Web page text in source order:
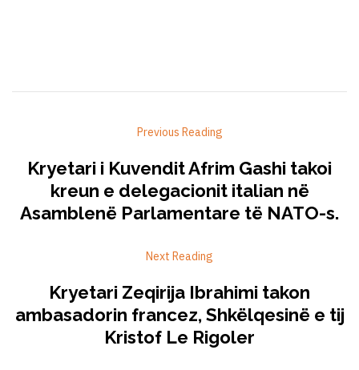
Previous Reading
Kryetari i Kuvendit Afrim Gashi takoi
kreun e delegacionit italian në
Asamblenë Parlamentare të NATO-s.
Next Reading
Kryetari Zeqirija Ibrahimi takon
ambasadorin francez, Shkëlqesinë e tij
Kristof Le Rigoler